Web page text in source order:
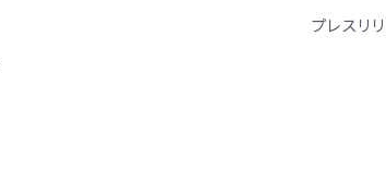
プレスリ